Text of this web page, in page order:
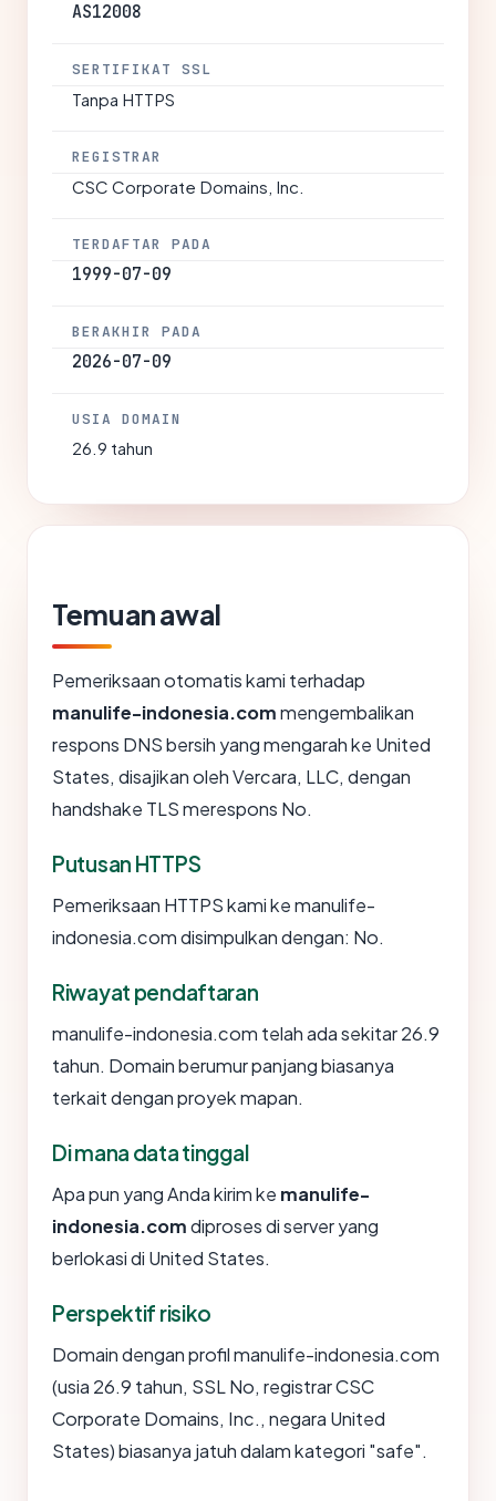
AS12008
SERTIFIKAT SSL
Tanpa HTTPS
REGISTRAR
CSC Corporate Domains, Inc.
TERDAFTAR PADA
1999-07-09
BERAKHIR PADA
2026-07-09
USIA DOMAIN
26.9 tahun
Temuan awal
Pemeriksaan otomatis kami terhadap
manulife-indonesia.commengembalikan
respons DNS bersih yang mengarah ke United
States, disajikan oleh Vercara, LLC, dengan
handshake TLS merespons No.
Putusan HTTPS
Pemeriksaan HTTPS kami ke manulife-
indonesia.com disimpulkan dengan: No.
Riwayat pendaftaran
manulife-indonesia.com telah ada sekitar 26.9
tahun. Domain berumur panjang biasanya
terkait dengan proyek mapan.
Di mana data tinggal
Apa pun yang Anda kirim ke manulife-
indonesia.comdiproses di server yang
berlokasi di United States.
Perspektif risiko
Domain dengan profil manulife-indonesia.com
(usia 26.9 tahun, SSL No, registrar CSC
Corporate Domains, Inc., negara United
States) biasanya jatuh dalam kategori "safe".